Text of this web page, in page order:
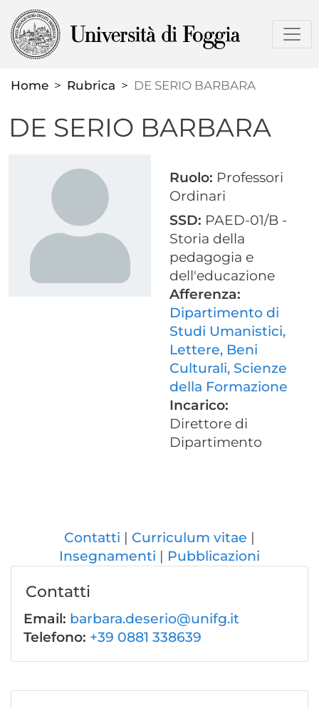
al
contenuto
Home
Rubrica DE SERIO BARBARA
DE SERIO BARBARA
Ruolo: Professori
Ordinari
SSD: PAED-01/B -
Storia della
pedagogia e
dell'educazione
Afferenza:
Dipartimento di
Studi Umanistici,
Lettere, Beni
Culturali, Scienze
della Formazione
Incarico:
Direttore di
Dipartimento
Contatti
Curriculum vitae
Insegnamenti
Pubblicazioni
Contatti
Email: barbara.deserio@unifg.it
Telefono: +39 0881 338639